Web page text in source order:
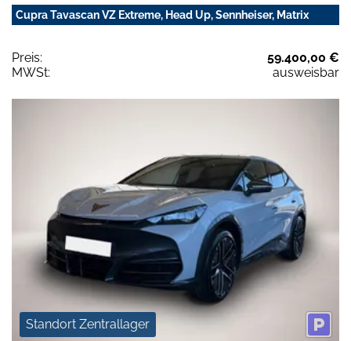
Cupra Tavascan VZ Extreme, Head Up, Sennheiser, Matrix
Preis:
59.400,00 €
MWSt:
ausweisbar
Standort Zentrallager